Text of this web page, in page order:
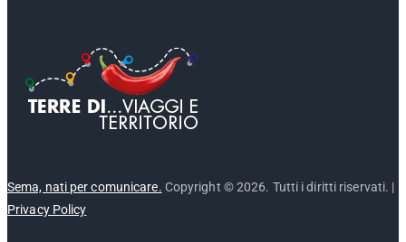
Sema, nati per comunicare. Copyright © 2026. Tutti i diritti riservati. |
Privacy Policy